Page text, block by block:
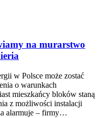
na murarstwo
w Polsce może zostać
o warunkach
mieszkańcy bloków staną
z możliwości instalacji
alarmuje – firmy…